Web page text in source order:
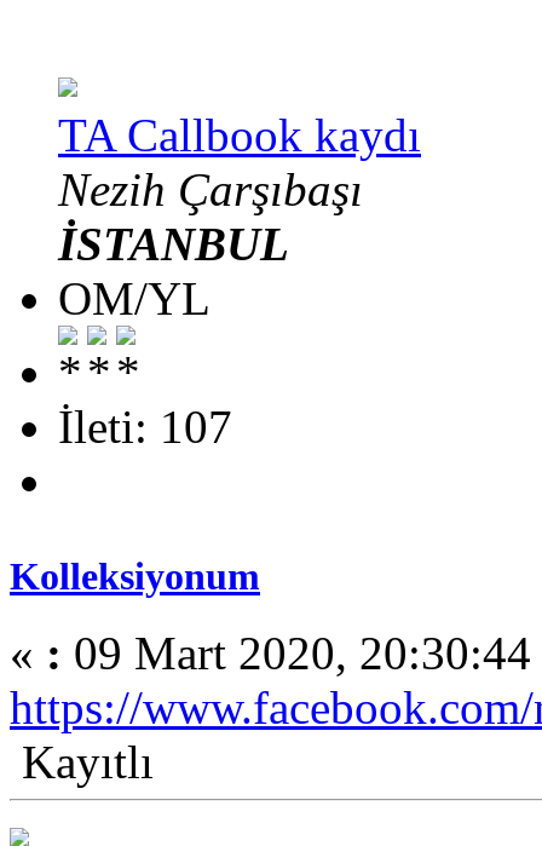
TA Callbook kaydı
Nezih Çarşıbaşı
İSTANBUL
OM/YL
İleti: 107
Kolleksiyonum
« : 09 Mart 2020, 20:30:44
https://
Kayıtlı